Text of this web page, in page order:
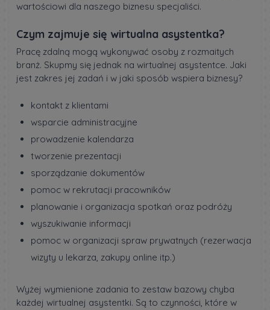
wartościowi dla naszego biznesu specjaliści.
Czym zajmuje się wirtualna asystentka?
Pracę zdalną mogą wykonywać osoby z rozmaitych
branż. Skupmy się jednak na wirtualnej asystentce. Jaki
jest zakres jej zadań i w jaki sposób wspiera biznesy?
kontakt z klientami
wsparcie administracyjne
prowadzenie kalendarza
tworzenie prezentacji
sporządzanie dokumentów
pomoc w rekrutacji pracowników
planowanie i organizacja spotkań oraz podróży
wyszukiwanie informacji
pomoc w organizacji spraw prywatnych (rezerwacja
wizyty u lekarza, zakupy online itp.)
Wyżej wymienione zadania to zestaw bazowy chyba
każdej wirtualnej asystentki. Są to czynności, które w